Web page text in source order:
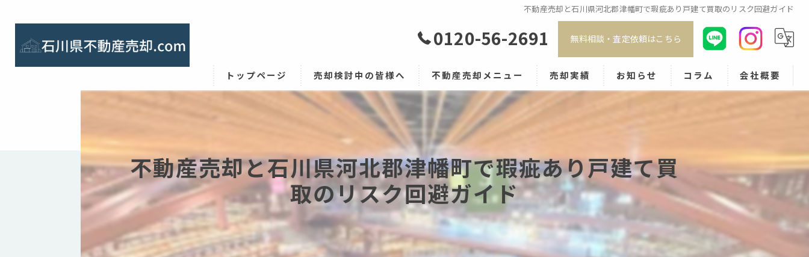
不動産売却と石川県河北郡津幡町で瑕疵あり戸建て買取のリスク回避ガイド
0120-56-2691 無料相談・査定依頼はこちら
トップページ 売却検討中の皆様へ
早期売却の流れ・コツ
媒介契約3つの種類
売却時の必要書類
売却時にかかる諸費用
買取サービス
不動産売却メニュー
仲介手数料・解体費・不用品処分・残置物撤去を最大無料
お客様の声
よくある質問
任意売却
早期売却
相続
売却実績 お知らせ コラム 会社概要
不動産売却と石川県河北郡津幡町で瑕疵あり戸建て買
取のリスク回避ガイド